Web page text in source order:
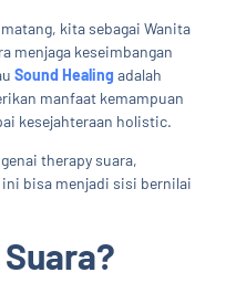
kita sebagai Wanita
menjaga keseimbangan
Sound Healing adalah
manfaat kemampuan
kesejahteraan holistic.
therapy suara,
bisa menjadi sisi bernilai